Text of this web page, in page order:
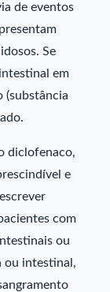
de eventos
Se
em
(substância
diclofenaco,
e
com
ou
ou intestinal,